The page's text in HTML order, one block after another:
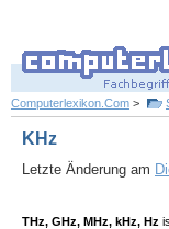
Computerlexikon.Com >
KHz
Letzte Änderung am
THz, GHz, MHz, kHz, Hz